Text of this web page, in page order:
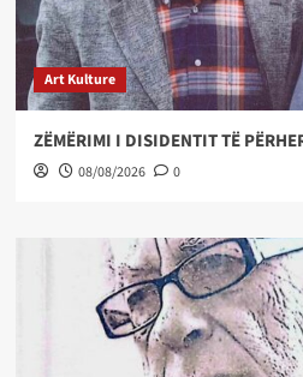
Art Kulture
ZËMËRIMI I DISIDENTIT TË
08/08/2026 0